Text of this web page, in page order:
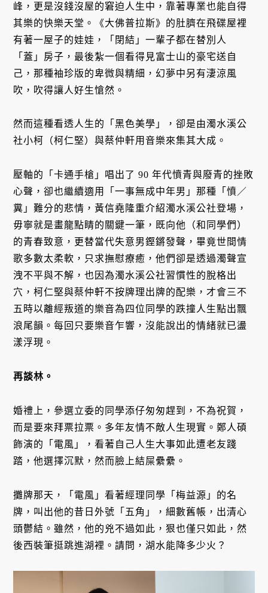
峰，更是沒錢沒屋的窘迫人生中，靠著專業也能自得
其樂的快樂天堂。《大佛普拉斯》的肚臍在飛碟屋裡
有著一屋子的娃娃，「閉結」一輩子都在替別人
「蓋」房子，最後紮一個看得見富士山的豪宅送自
己，那種袖珍版的卑微與精細，幻夢中另有淒涼風
吹，吹得讓人好生愴然。
然而這種看透人生的「黑色美學」，卻是由濁水溪公
社小柯（柯仁堅）與蔡仲軒用音樂來集其大成。
壓軸的「卡通手槍」唱出了 90 年代憤青與廢青的挫敗
心聲，卻也繼續適用「一事無成中年男」那種「憤／
糞」難分的悲情，黃信堯隆重介紹濁水溪公社登場，
毋寧就是畫龍點睛的關鍵一筆，既向他（和同學們）
的青春致意，更替當代失意男鏗鏘發聲，畢竟世間情
歌多數太柔軟，只求撫慰療癒，他們卻是透過濁聲宣
洩不平與不解，也因為濁水溪公社習慣性的脫格出
穴，柯仁堅與蔡仲軒不按牌理出牌的配樂，才會三不
五時以離經叛道的樂音為四位同學的跌撞人生點出飄
浪尾韻。每回只要樂音乍響，沒能說出的情緒就已盪
漾浮現。
再談林。
婚禮上，參選立委的同學添仔匆匆趕到，不為祝賀，
而是要來拜票拉票。多年友情不敵人生現實。鄭人碩
飾演的「電風」，看著自己人生大事如此遭老友踐
踏，他選擇沉默，然而臉上結屎纍纍。
攤牌那天，「電風」看著經理同學「梅益源」的名
牌，叫出他的昔日外號「五角」，細數舊帳，出清心
頭鬱結。雖然，他的兇不過如此，狠也僅只如此，然
後西裝筆挺跳進湖裡。請問，湖水能降多少火？